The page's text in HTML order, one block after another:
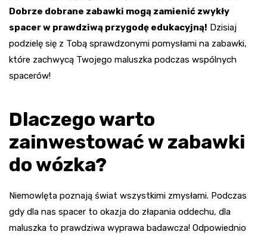
Dobrze dobrane zabawki mogą zamienić zwykły
spacer w prawdziwą przygodę edukacyjną! Dzisiaj
podzielę się z Tobą sprawdzonymi pomysłami na zabawki,
które zachwycą Twojego maluszka podczas wspólnych
spacerów!
Dlaczego warto
zainwestować w zabawki
do wózka?
Niemowlęta poznają świat wszystkimi zmysłami. Podczas
gdy dla nas spacer to okazja do złapania oddechu, dla
maluszka to prawdziwa wyprawa badawcza! Odpowiednio